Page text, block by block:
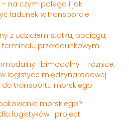
na czym polega i jak
ładunek w transporcie
i bimodalny – różnice,
logistyce międzynarodowej
morskiego?
logistyków i project